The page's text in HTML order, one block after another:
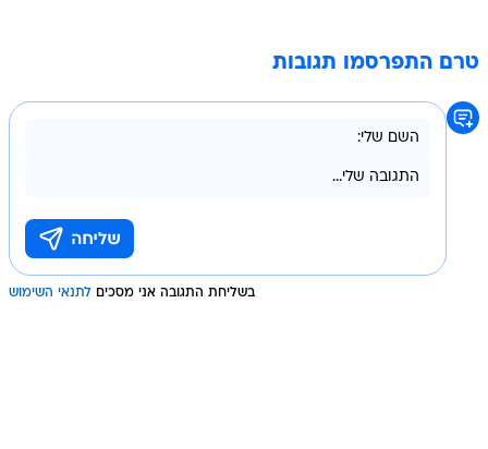
טרם התפרסמו תגובות
בשליחת התגובה אני מסכים לתנאי השימוש